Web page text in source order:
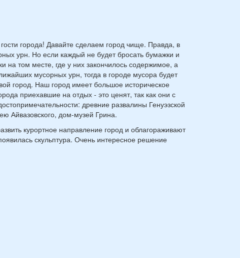
города! Давайте сделаем город чище. Правда, в
урн. Но если каждый не будет бросать бумажки и
на том месте, где у них закончилось содержимое, а
мусорных урн, тогда в городе мусора будет
город. Наш город имеет большое историческое
приехавшие на отдых - это ценят, так как они с
древние развалины Генуэзской
Айвазовского, дом-музей Грина.
курортное направление город и облагораживают
скульптура. Очень интересное решение